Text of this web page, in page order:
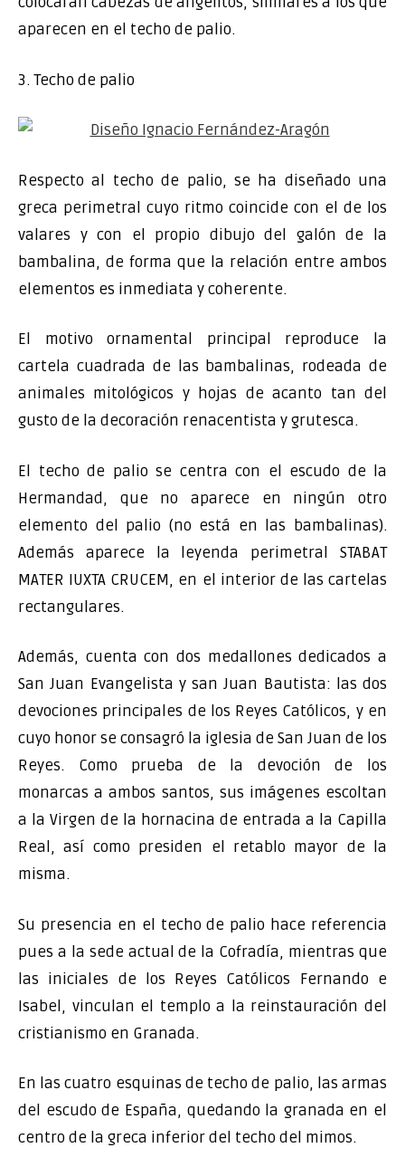
aparecen en el techo de palio.
3. Techo de palio
Respecto al techo de palio, se ha diseñado una
greca perimetral cuyo ritmo coincide con el de los
valares y con el propio dibujo del galón de la
bambalina, de forma que la relación entre ambos
elementos es inmediata y coherente.
El motivo ornamental principal reproduce la
cartela cuadrada de las bambalinas, rodeada de
animales mitológicos y hojas de acanto tan del
gusto de la decoración renacentista y grutesca.
El techo de palio se centra con el escudo de la
Hermandad, que no aparece en ningún otro
elemento del palio (no está en las bambalinas).
Además aparece la leyenda perimetral STABAT
MATER IUXTA CRUCEM, en el interior de las cartelas
rectangulares.
Además, cuenta con dos medallones dedicados a
San Juan Evangelista y san Juan Bautista: las dos
devociones principales de los Reyes Católicos, y en
cuyo honor se consagró la iglesia de San Juan de los
Reyes. Como prueba de la devoción de los
monarcas a ambos santos, sus imágenes escoltan
a la Virgen de la hornacina de entrada a la Capilla
Real, así como presiden el retablo mayor de la
misma.
Su presencia en el techo de palio hace referencia
pues a la sede actual de la Cofradía, mientras que
las iniciales de los Reyes Católicos Fernando e
Isabel, vinculan el templo a la reinstauración del
cristianismo en Granada.
En las cuatro esquinas de techo de palio, las armas
del escudo de España, quedando la granada en el
centro de la greca inferior del techo del mimos.